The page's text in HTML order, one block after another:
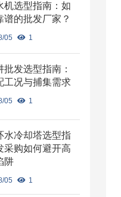
机选型指南：如
谱的批发厂家？
05 1
批发选型指南：
工况与捕集需求
05 1
水冷却塔选型指
采购如何避开高
阱
05 1